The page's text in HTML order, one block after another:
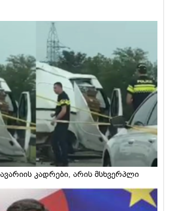
კადრები, არის მსხვერპლი